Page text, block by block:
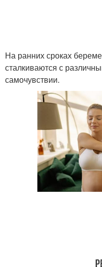
На ранних сроках
сталкиваются с
самочувствии.